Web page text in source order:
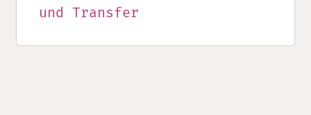
und Transfer